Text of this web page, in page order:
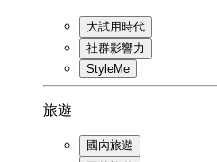
大試用時代
社群影響力
StyleMe
旅遊
國內旅遊